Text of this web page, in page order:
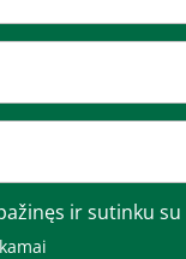
ir sutinku su